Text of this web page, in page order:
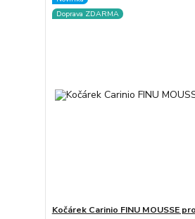
Doprava ZDARMA
Kočárek Carinio FINU MOUSSE